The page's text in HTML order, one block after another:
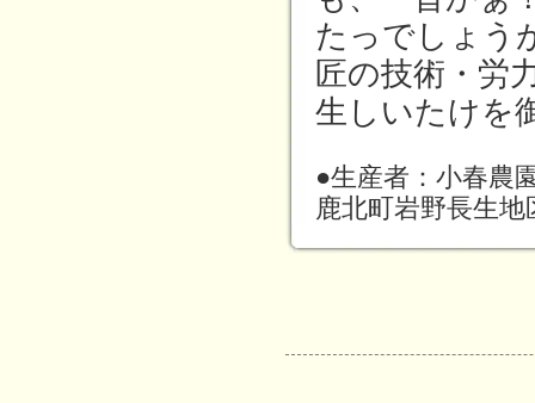
たっでしょう
匠の技術・労
生しいたけを
●生産者：小春農
鹿北町岩野長生